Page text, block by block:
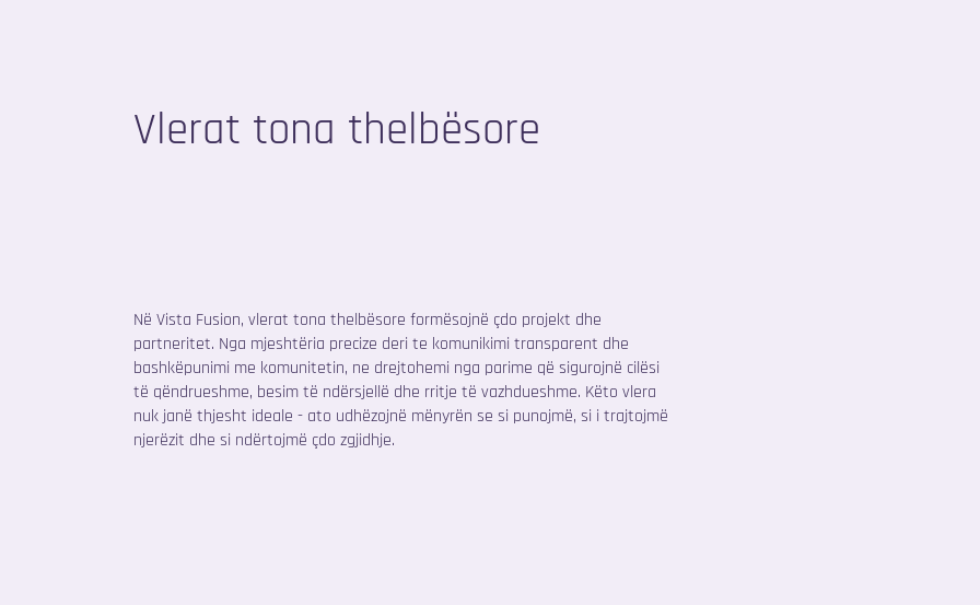
Vlerat tona thelbësore
Në Vista Fusion, vlerat tona thelbësore formësojnë çdo projekt dhe
partneritet. Nga mjeshtëria precize deri te komunikimi transparent dhe
bashkëpunimi me komunitetin, ne drejtohemi nga parime që sigurojnë cilësi
të qëndrueshme, besim të ndërsjellë dhe rritje të vazhdueshme. Këto vlera
nuk janë thjesht ideale - ato udhëzojnë mënyrën se si punojmë, si i trajtojmë
njerëzit dhe si ndërtojmë çdo zgjidhje.